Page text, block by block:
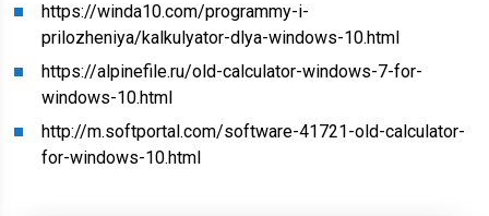
https://winda10.com/programmy-i-
prilozheniya/kalkulyator-dlya-windows-10.html
https://alpinefile.ru/old-calculator-windows-7-for-
windows-10.html
http://m.softportal.com/software-41721-old-calculator-
for-windows-10.html